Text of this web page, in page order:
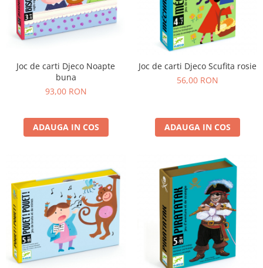
Joc de carti Djeco Noapte
buna
93,00 RON
ADAUGA IN COS
Joc de carti Djeco Scufita rosie
56,00 RON
ADAUGA IN COS